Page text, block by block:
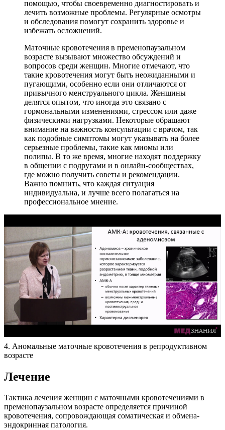
помощью, чтобы своевременно диагностировать и
лечить возможные проблемы. Регулярные осмотры
и обследования помогут сохранить здоровье и
избежать осложнений.
Маточные кровотечения в пременопаузальном
возрасте вызывают множество обсуждений и
вопросов среди женщин. Многие отмечают, что
такие кровотечения могут быть неожиданными и
пугающими, особенно если они отличаются от
привычного менструального цикла. Женщины
делятся опытом, что иногда это связано с
гормональными изменениями, стрессом или даже
физическими нагрузками. Некоторые обращают
внимание на важность консультации с врачом, так
как подобные симптомы могут указывать на более
серьезные проблемы, такие как миомы или
полипы. В то же время, многие находят поддержку
в общении с подругами и в онлайн-сообществах,
где можно получить советы и рекомендации.
Важно помнить, что каждая ситуация
индивидуальна, и лучше всего полагаться на
профессиональное мнение.
4. Аномальные маточные кровотечения в репродуктивном
возрасте
Лечение
Тактика лечения женщин с маточными кровотечениями в
пременопаузальном возрасте определяется причиной
кровотечения, сопровождающая соматическая и обмена-
эндокринная патология.